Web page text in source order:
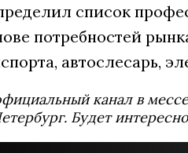
список
потребностей
автослесарь,
канал в
Будет